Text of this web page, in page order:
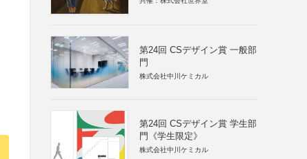
第24回 CSデザイン賞 一般部
門
株式会社中川ケミカル
第24回 CSデザイン賞 学生部
門《学生限定》
株式会社中川ケミカル